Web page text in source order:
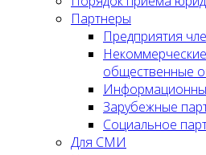
Партнеры
Предприятия
общественные
Зарубежные
Социальное
Для СМИ